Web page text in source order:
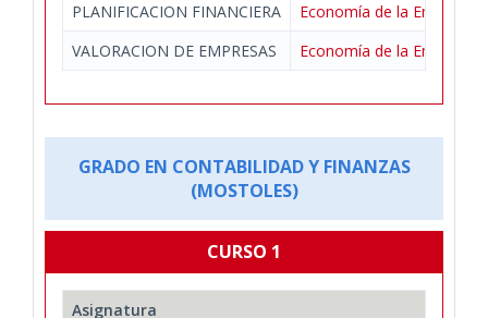
PLANIFICACION FINANCIERA
Economía de la Empresa
VALORACION DE EMPRESAS
Economía de la Empresa
GRADO EN CONTABILIDAD Y FINANZAS
(MOSTOLES)
CURSO 1
Asignatura